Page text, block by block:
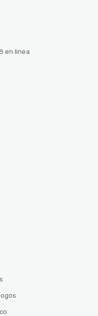
en linea